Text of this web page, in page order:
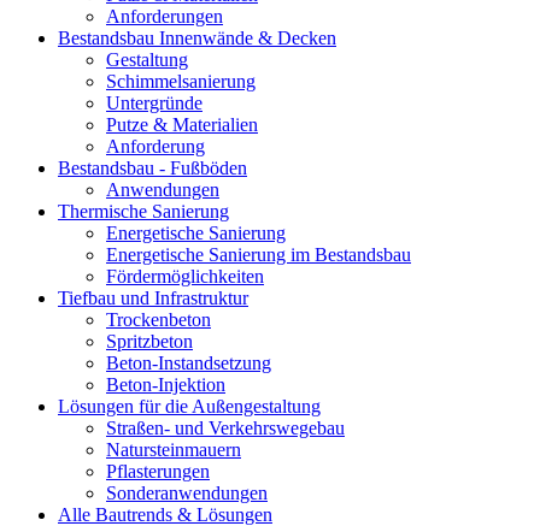
Anforderungen
Bestandsbau Innenwände & Decken
Gestaltung
Schimmelsanierung
Untergründe
Putze & Materialien
Anforderung
Bestandsbau - Fußböden
Anwendungen
Thermische Sanierung
Energetische Sanierung
Energetische Sanierung im Bestandsbau
Fördermöglichkeiten
Tiefbau und Infrastruktur
Trockenbeton
Spritzbeton
Beton-Instandsetzung
Beton-Injektion
Lösungen für die Außengestaltung
Straßen- und Verkehrswegebau
Natursteinmauern
Pflasterungen
Sonderanwendungen
Alle Bautrends & Lösungen